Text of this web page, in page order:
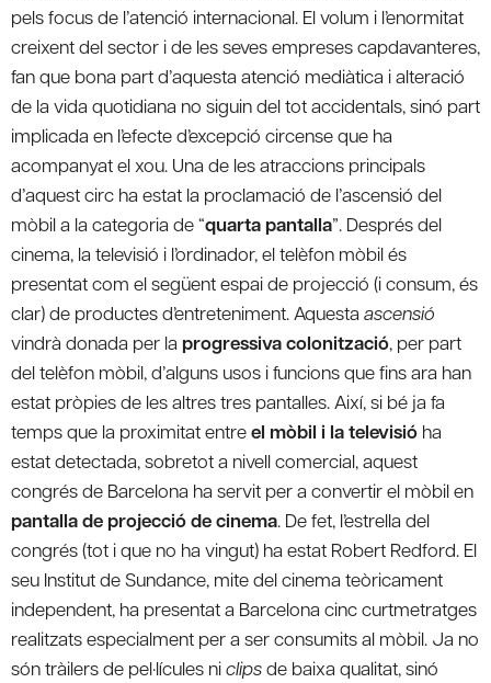
pels focus de l’atenció internacional. El volum i l’enormitat
creixent del sector i de les seves empreses capdavanteres,
fan que bona part d’aquesta atenció mediàtica i alteració
de la vida quotidiana no siguin del tot accidentals, sinó part
implicada en l’efecte d’excepció circense que ha
acompanyat el xou. Una de les atraccions principals
d’aquest circ ha estat la proclamació de l’ascensió del
mòbil a la categoria de “quarta pantalla”. Després del
cinema, la televisió i l’ordinador, el telèfon mòbil és
presentat com el següent espai de projecció (i consum, és
clar) de productes d’entreteniment. Aquesta ascensió
vindrà donada per la progressiva colonització, per part
del telèfon mòbil, d’alguns usos i funcions que fins ara han
estat pròpies de les altres tres pantalles. Així, si bé ja fa
temps que la proximitat entreel mòbil i la televisió ha
estat detectada, sobretot a nivell comercial, aquest
congrés de Barcelona ha servit per a convertir el mòbil en
pantalla de projecció de cinema. De fet, l’estrella del
congrés (tot i que no ha vingut) ha estat Robert Redford. El
seu Institut de Sundance, mite del cinema teòricament
independent, ha presentat a Barcelona cinc curtmetratges
realitzats especialment per a ser consumits al mòbil. Ja no
són tràilers de pel·lícules niclipsde baixa qualitat, sinó